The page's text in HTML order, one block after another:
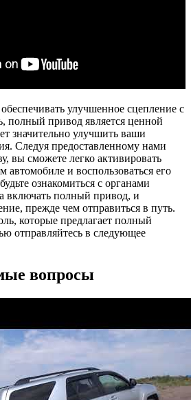
улучшенное сцепление с
полный привод является ценной
значительно улучшить ваши
Следуя предоставленному нами
вы сможете легко активировать
и воспользоваться его
ознакомиться с органами
включать полный привод, и
прежде чем отправиться в путь.
которые предлагает полный
отправляйтесь в следующее
вопросы